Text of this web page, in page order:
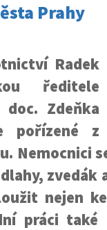
Prahy
Radek
ředitele
doc. Zdeňka
pořízené z
Nemocnici
zvedák
nejen
práci také